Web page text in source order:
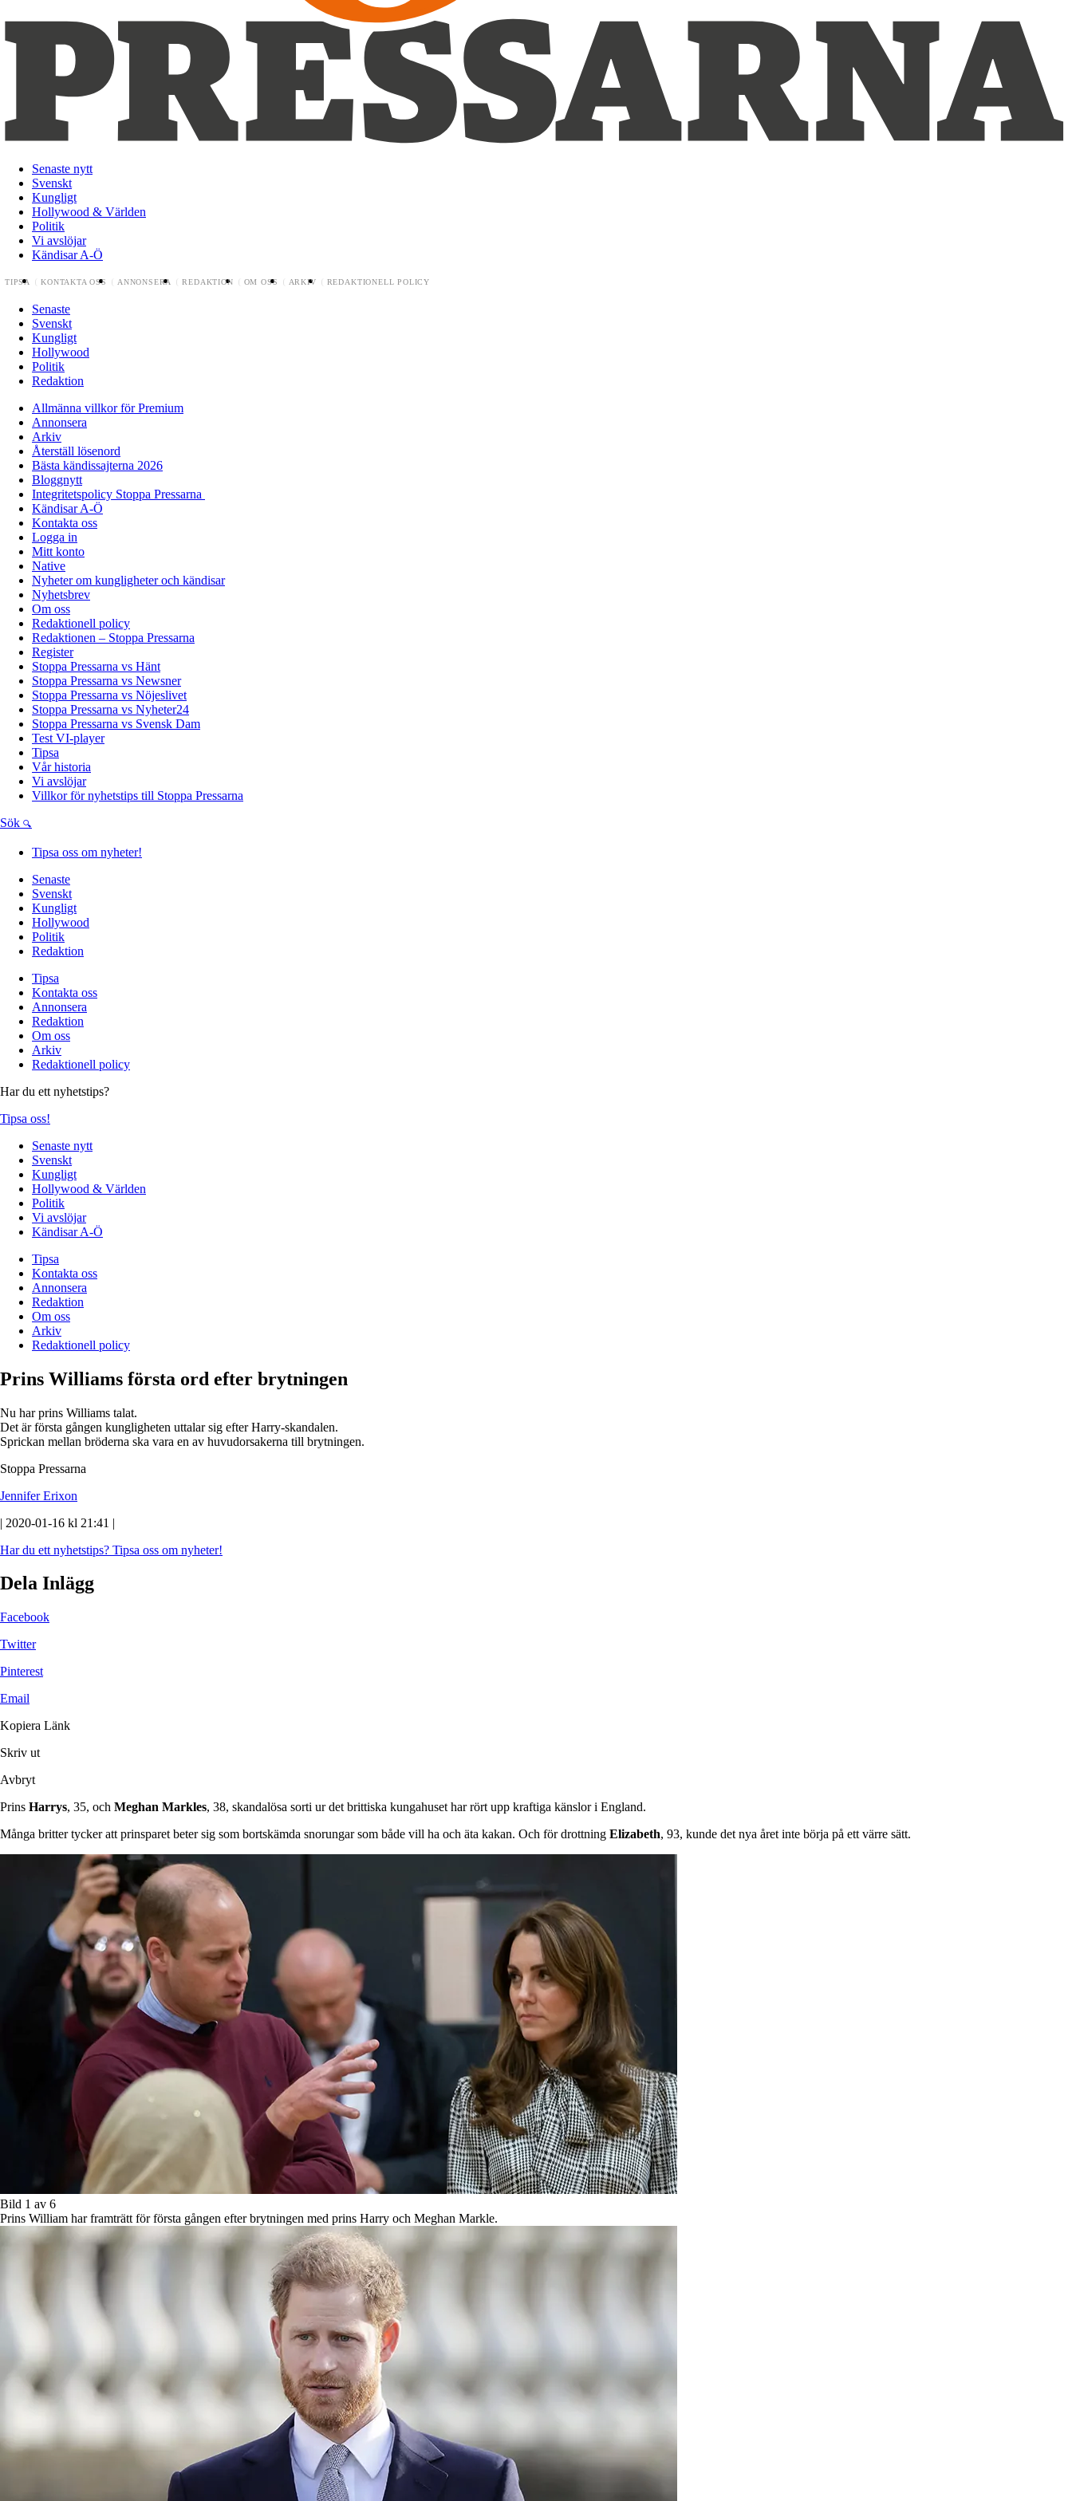
Senaste nytt
Svenskt
Kungligt
Hollywood & Världen
Politik
Vi avslöjar
Kändisar A-Ö
TIPSA KONTAKTA OSS ANNONSERA REDAKTION OM OSS ARKIV REDAKTIONELL POLICY
Senaste
Svenskt
Kungligt
Hollywood
Politik
Redaktion
Allmänna villkor för Premium
Annonsera
Arkiv
Återställ lösenord
Bästa kändissajterna 2026
Bloggnytt
Integritetspolicy Stoppa Pressarna
Kändisar A-Ö
Kontakta oss
Logga in
Mitt konto
Native
Nyheter om kungligheter och kändisar
Nyhetsbrev
Om oss
Redaktionell policy
Redaktionen – Stoppa Pressarna
Register
Stoppa Pressarna vs Hänt
Stoppa Pressarna vs Newsner
Stoppa Pressarna vs Nöjeslivet
Stoppa Pressarna vs Nyheter24
Stoppa Pressarna vs Svensk Dam
Test VI-player
Tipsa
Vår historia
Vi avslöjar
Villkor för nyhetstips till Stoppa Pressarna
Sök
Tipsa oss om nyheter!
Senaste
Svenskt
Kungligt
Hollywood
Politik
Redaktion
Tipsa
Kontakta oss
Annonsera
Redaktion
Om oss
Arkiv
Redaktionell policy
Har du ett nyhetstips?
Tipsa oss!
Senaste nytt
Svenskt
Kungligt
Hollywood & Världen
Politik
Vi avslöjar
Kändisar A-Ö
Tipsa
Kontakta oss
Annonsera
Redaktion
Om oss
Arkiv
Redaktionell policy
Prins Williams första ord efter brytningen
Nu har prins Williams talat.
Det är första gången kungligheten uttalar sig efter Harry-skandalen.
Sprickan mellan bröderna ska vara en av huvudorsakerna till brytningen.
Stoppa Pressarna
Jennifer Erixon
| 2020-01-16 kl 21:41 |
Har du ett nyhetstips? Tipsa oss om nyheter!
Dela Inlägg
Facebook
Twitter
Pinterest
Email
Kopiera Länk
Skriv ut
Avbryt
Prins Harrys, 35, och Meghan Markles, 38, skandalösa sorti ur det brittiska kungahuset har rört upp kraftiga känslor i England.
Många britter tycker att prinsparet beter sig som bortskämda snorungar som både vill ha och äta kakan. Och för drottning Elizabeth, 93, kunde det nya året inte börja på ett värre sätt.
Bild 1 av 6
Prins William har framträtt för första gången efter brytningen med prins Harry och Meghan Markle.